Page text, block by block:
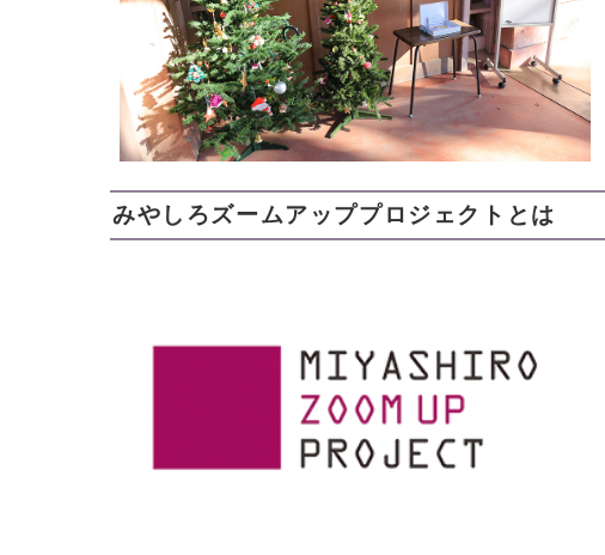
みやしろズームアッププロジェクトとは